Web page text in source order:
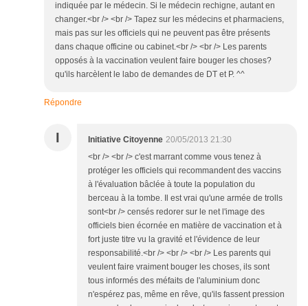
indiquée par le médecin. Si le médecin rechigne, autant en
changer.<br /> <br /> Tapez sur les médecins et pharmaciens,
mais pas sur les officiels qui ne peuvent pas être présents
dans chaque officine ou cabinet.<br /> <br /> Les parents
opposés à la vaccination veulent faire bouger les choses?
qu'ils harcèlent le labo de demandes de DT et P. ^^
Répondre
I Initiative Citoyenne 20/05/2013 21:30
<br /> <br /> c'est marrant comme vous tenez à
protéger les officiels qui recommandent des vaccins
à l'évaluation bâclée à toute la population du
berceau à la tombe. Il est vrai qu'une armée de trolls
sont<br /> censés redorer sur le net l'image des
officiels bien écornée en matière de vaccination et à
fort juste titre vu la gravité et l'évidence de leur
responsabilité.<br /> <br /> <br /> Les parents qui
veulent faire vraiment bouger les choses, ils sont
tous informés des méfaits de l'aluminium donc
n'espérez pas, même en rêve, qu'ils fassent pression